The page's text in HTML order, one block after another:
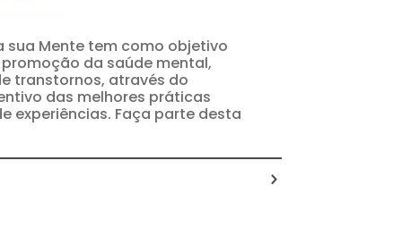
sua Mente tem como objetivo
da saúde mental,
transtornos, através do
das melhores práticas
experiências. Faça parte desta